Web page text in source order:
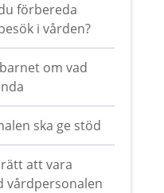
förbereda
i vården?
om vad
ska ge stöd
att vara
vårdpersonalen